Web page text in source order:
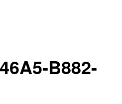
B882-